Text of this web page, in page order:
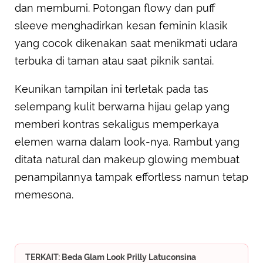
dan membumi. Potongan flowy dan puff
sleeve menghadirkan kesan feminin klasik
yang cocok dikenakan saat menikmati udara
terbuka di taman atau saat piknik santai.
Keunikan tampilan ini terletak pada tas
selempang kulit berwarna hijau gelap yang
memberi kontras sekaligus memperkaya
elemen warna dalam look-nya. Rambut yang
ditata natural dan makeup glowing membuat
penampilannya tampak effortless namun tetap
memesona.
TERKAIT: Beda Glam Look Prilly Latuconsina